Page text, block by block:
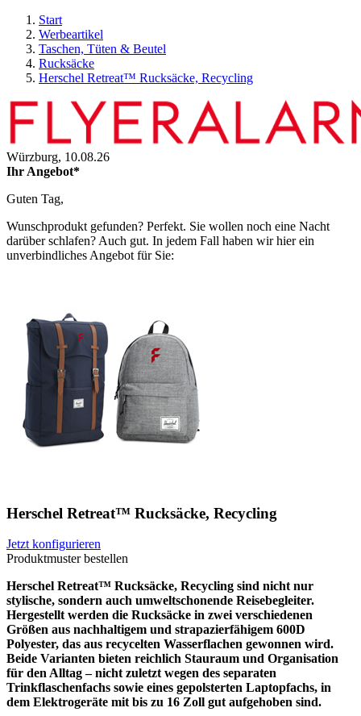
Start
Werbeartikel
Taschen, Tüten & Beutel
Rucksäcke
Herschel Retreat™ Rucksäcke, Recycling
Würzburg, 10.08.26
Ihr Angebot*
Guten Tag,
Wunschprodukt gefunden? Perfekt. Sie wollen noch eine Nacht
darüber schlafen? Auch gut. In jedem Fall haben wir hier ein
unverbindliches Angebot für Sie:
Herschel Retreat™ Rucksäcke, Recycling
Jetzt konfigurieren
Produktmuster bestellen
Herschel Retreat™ Rucksäcke, Recycling sind nicht nur
stylische, sondern auch umweltschonende Reisebegleiter.
Hergestellt werden die Rucksäcke in zwei verschiedenen
Größen aus nachhaltigem und strapazierfähigem 600D
Polyester, das aus recycelten Wasserflachen gewonnen wird.
Beide Varianten bieten reichlich Stauraum und Organisation
für den Alltag – nicht zuletzt wegen des separaten
Trinkflaschenfachs sowie eines gepolsterten Laptopfachs, in
dem Elektrogeräte mit bis zu 16 Zoll gut aufgehoben sind.